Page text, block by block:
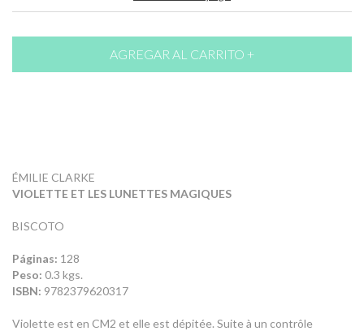
ÉMILIE CLARKE
VIOLETTE ET LES LUNETTES MAGIQUES
BISCOTO
Páginas: 128
Peso: 0.3 kgs.
ISBN: 9782379620317
Violette est en CM2 et elle est dépitée. Suite à un contrôle